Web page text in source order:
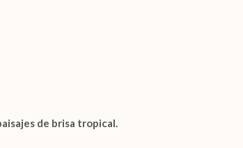
de brisa tropical.